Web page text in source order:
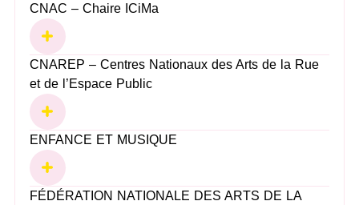
CNAC – Chaire ICiMa
CNAREP – Centres Nationaux des Arts de la Rue
et de l’Espace Public
ENFANCE ET MUSIQUE
FÉDÉRATION NATIONALE DES ARTS DE LA